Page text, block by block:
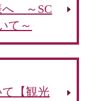
へ ～SC
て～
【観光